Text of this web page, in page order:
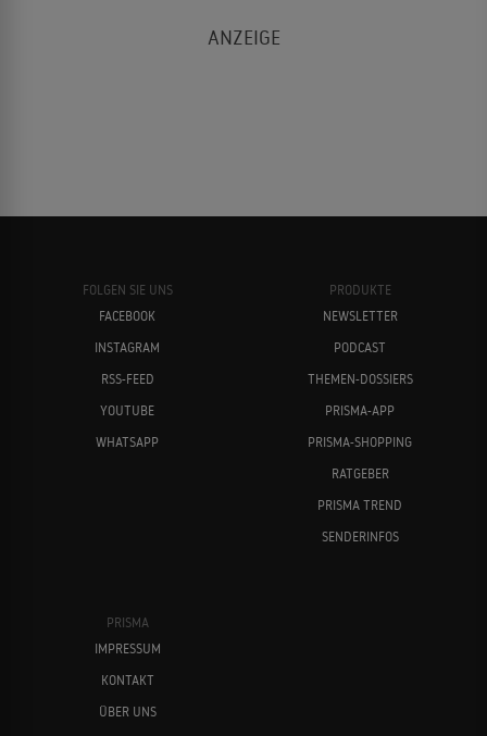
FOLGEN SIE UNS
FACEBOOK
INSTAGRAM
RSS-FEED
YOUTUBE
WHATSAPP
PRODUKTE
NEWSLETTER
PODCAST
THEMEN-DOSSIERS
PRISMA-APP
PRISMA-SHOPPING
RATGEBER
PRISMA TREND
SENDERINFOS
PRISMA
IMPRESSUM
KONTAKT
ÜBER UNS